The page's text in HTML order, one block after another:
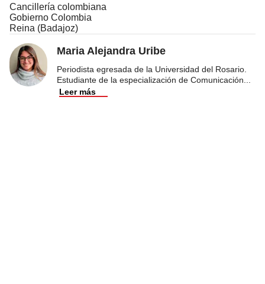
Cancillería colombiana
Gobierno Colombia
Reina (Badajoz)
Maria Alejandra Uribe
Periodista egresada de la Universidad del Rosario.
Estudiante de la especialización de Comunicación
Leer más